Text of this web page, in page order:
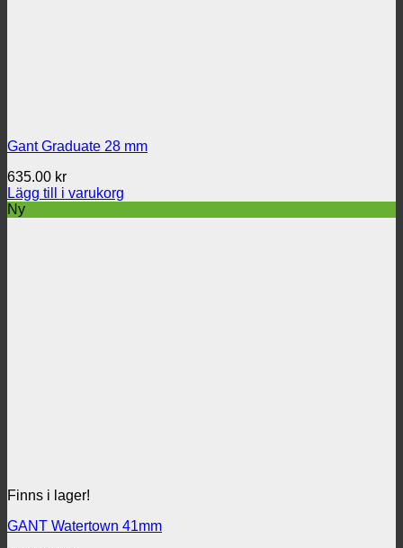
Gant Graduate 28 mm
635.00 kr
Lägg till i varukorg
Ny
Finns i lager!
GANT Watertown 41mm